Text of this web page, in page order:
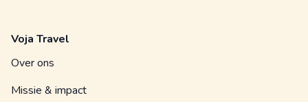
Voja Travel
Over ons
Missie & impact